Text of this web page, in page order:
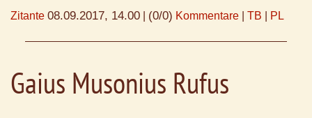
Zitante 08.09.2017, 14.00 (0/0) Kommentare TB PL
Gaius Musonius Rufus